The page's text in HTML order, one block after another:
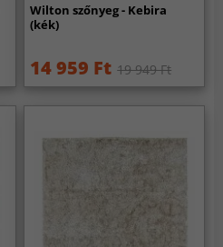
Wilton szőnyeg - Kebira
(kék)
14 959 Ft 19 949 Ft